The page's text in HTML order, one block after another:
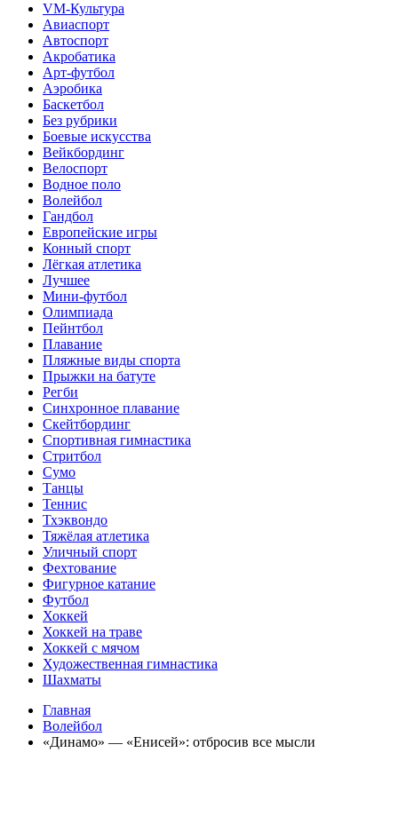
VM-Культура
Авиаспорт
Автоспорт
Акробатика
Арт-футбол
Аэробика
Баскетбол
Без рубрики
Боевые искусства
Вейкбординг
Велоспорт
Водное поло
Волейбол
Гандбол
Европейские игры
Конный спорт
Лёгкая атлетика
Лучшее
Мини-футбол
Олимпиада
Пейнтбол
Плавание
Пляжные виды спорта
Прыжки на батуте
Регби
Синхронное плавание
Скейтбординг
Спортивная гимнастика
Стритбол
Сумо
Танцы
Теннис
Тхэквондо
Тяжёлая атлетика
Уличный спорт
Фехтование
Фигурное катание
Футбол
Хоккей
Хоккей на траве
Хоккей с мячом
Художественная гимнастика
Шахматы
Главная
Волейбол
«Динамо» — «Енисей»: отбросив все мысли